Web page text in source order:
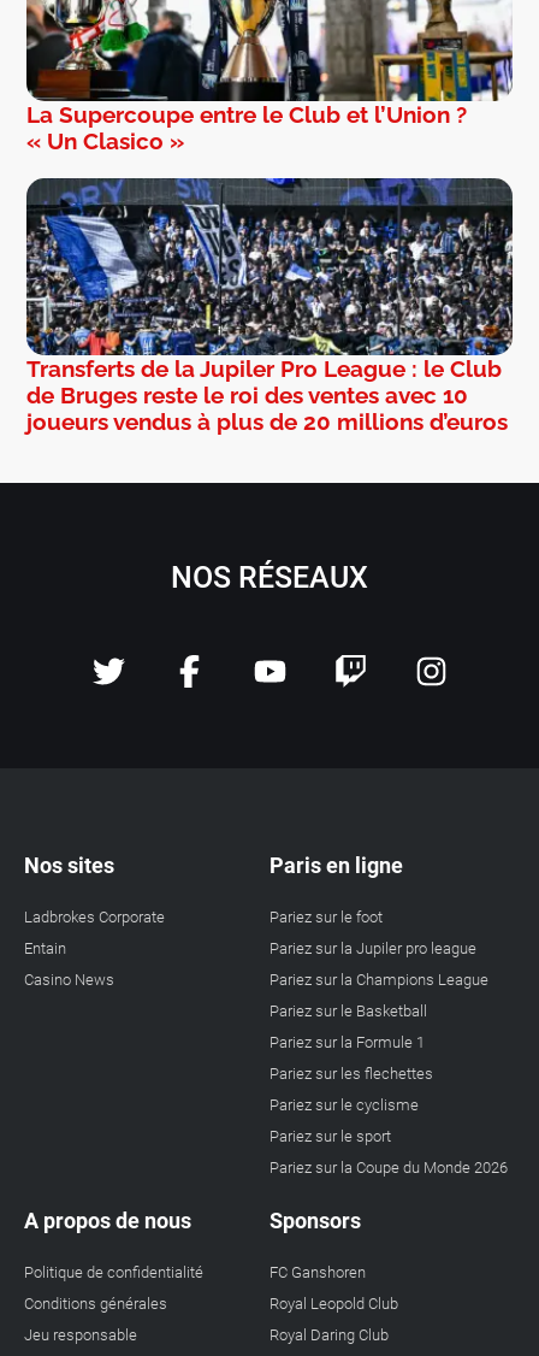
La Supercoupe entre le Club et l’Union ?
« Un Clasico »
Transferts de la Jupiler Pro League : le Club
de Bruges reste le roi des ventes avec 10
joueurs vendus à plus de 20 millions d’euros
NOS RÉSEAUX
Nos sites
Ladbrokes Corporate
Entain
Casino News
Paris en ligne
Pariez sur le foot
Pariez sur la Jupiler pro league
Pariez sur la Champions League
Pariez sur le Basketball
Pariez sur la Formule 1
Pariez sur les flechettes
Pariez sur le cyclisme
Pariez sur le sport
Pariez sur la Coupe du Monde 2026
A propos de nous
Politique de confidentialité
Conditions générales
Jeu responsable
Sponsors
FC Ganshoren
Royal Leopold Club
Royal Daring Club